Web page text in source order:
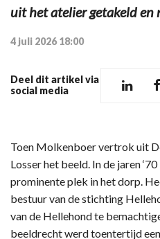
uit het atelier getakeld en
4 juli 2026 18:00
Deel dit artikel via
social media
Toen Molkenboer vertrok uit
Losser het beeld. In de jaren
prominente plek in het dorp.
bestuur van de stichting
van de Hellehond te
beeldrecht werd toentertijd